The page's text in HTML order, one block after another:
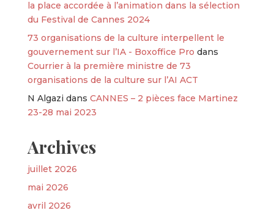
la place accordée à l’animation dans la sélection
du Festival de Cannes 2024
73 organisations de la culture interpellent le
gouvernement sur l’IA - Boxoffice Pro dans
Courrier à la première ministre de 73
organisations de la culture sur l’AI ACT
N Algazi dans CANNES – 2 pièces face Martinez
23-28 mai 2023
Archives
juillet 2026
mai 2026
avril 2026